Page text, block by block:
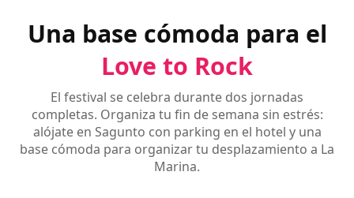
Una base cómoda para el
Love to Rock
El festival se celebra durante dos jornadas
completas. Organiza tu fin de semana sin estrés:
alójate en Sagunto con parking en el hotel y una
base cómoda para organizar tu desplazamiento a La
Marina.